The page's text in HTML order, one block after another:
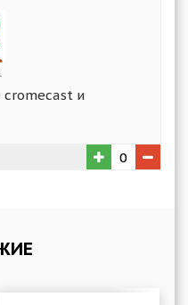
cromecast и
0